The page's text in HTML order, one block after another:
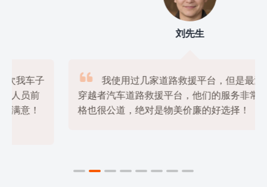

我使用过几家道路救援平台，但是最满意的还是
穿越者汽车道路救援平台，他们的服务非常专业，价
格也很公道，绝对是物美价廉的好选择！
